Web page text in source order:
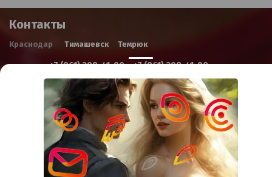
Контакты
Краснодар Тимашевск Темрюк
+7 (861) 298-41-90 +7 (861) 298-41-90
Российская, дом 269/10А
krov@krovsystem.com ЗАКАЗАТЬ ЗВОНОК
Copyright © "Кровельные системы", 2019